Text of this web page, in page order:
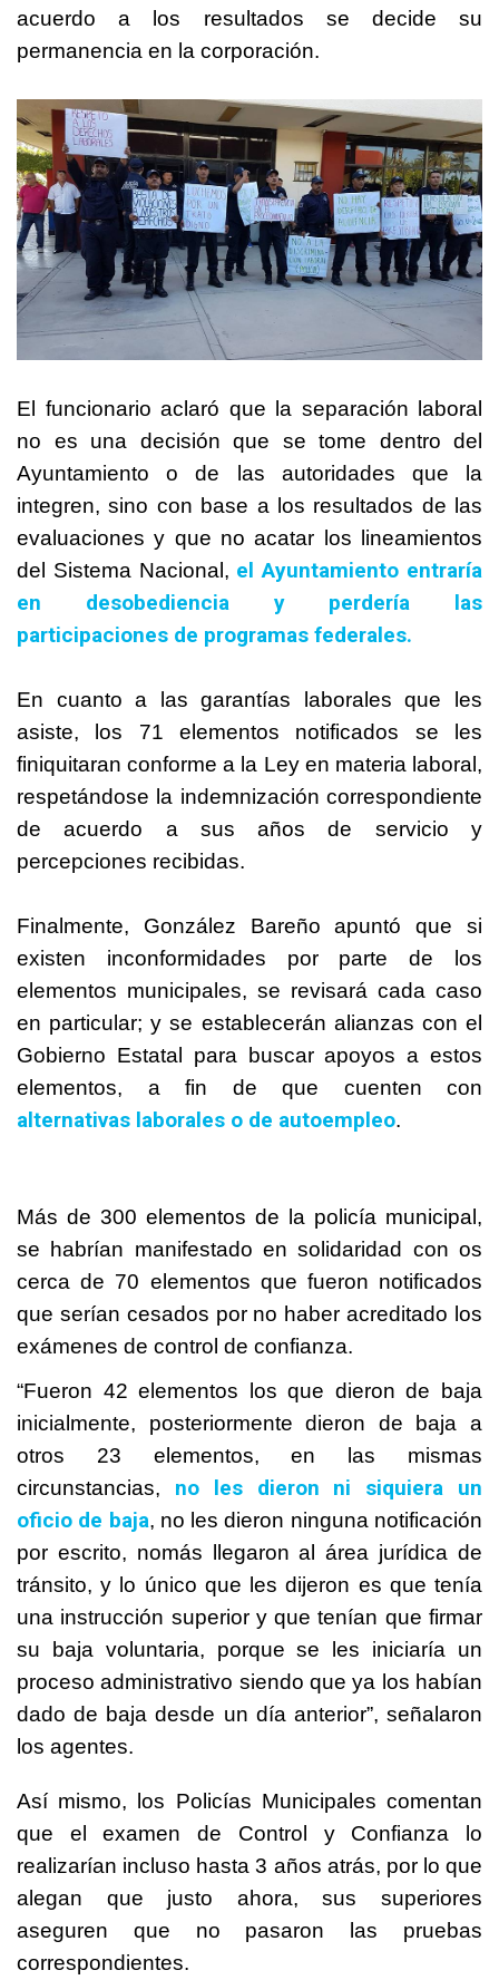
acuerdo a los resultados se decide su
permanencia en la corporación.
El funcionario aclaró que la separación laboral
no es una decisión que se tome dentro del
Ayuntamiento o de las autoridades que la
integren, sino con base a los resultados de las
evaluaciones y que no acatar los lineamientos
del Sistema Nacional, el Ayuntamiento entraría
en desobediencia y perdería las
participaciones de programas federales.
En cuanto a las garantías laborales que les
asiste, los 71 elementos notificados se les
finiquitaran conforme a la Ley en materia laboral,
respetándose la indemnización correspondiente
de acuerdo a sus años de servicio y
percepciones recibidas.
Finalmente, González Bareño apuntó que si
existen inconformidades por parte de los
elementos municipales, se revisará cada caso
en particular; y se establecerán alianzas con el
Gobierno Estatal para buscar apoyos a estos
elementos, a fin de que cuenten con
alternativas laborales o de autoempleo.
Más de 300 elementos de la policía municipal,
se habrían manifestado en solidaridad con os
cerca de 70 elementos que fueron notificados
que serían cesados por no haber acreditado los
exámenes de control de confianza.
“Fueron 42 elementos los que dieron de baja
inicialmente, posteriormente dieron de baja a
otros 23 elementos, en las mismas
circunstancias, no les dieron ni siquiera un
oficio de baja, no les dieron ninguna notificación
por escrito, nomás llegaron al área jurídica de
tránsito, y lo único que les dijeron es que tenía
una instrucción superior y que tenían que firmar
su baja voluntaria, porque se les iniciaría un
proceso administrativo siendo que ya los habían
dado de baja desde un día anterior”, señalaron
los agentes.
Así mismo, los Policías Municipales comentan
que el examen de Control y Confianza lo
realizarían incluso hasta 3 años atrás, por lo que
alegan que justo ahora, sus superiores
aseguren que no pasaron las pruebas
correspondientes.